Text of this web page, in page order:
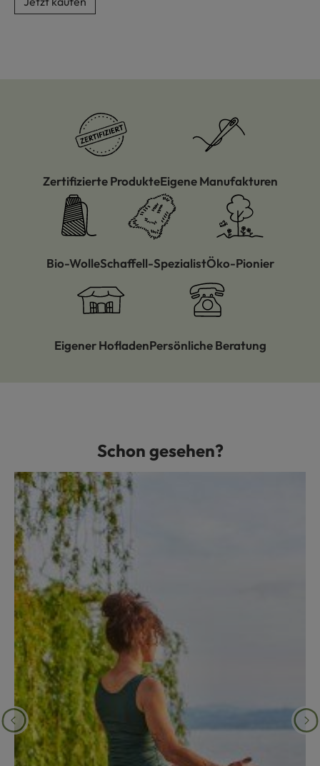
Zertifizierte ProdukteEigene Manufakturen
Bio-WolleSchaffell-SpezialistÖko-Pionier
Eigener HofladenPersönliche Beratung
Produktgalerie überspringenSchon gesehen?